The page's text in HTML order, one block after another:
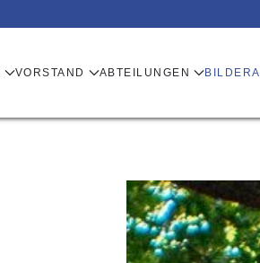
VORSTAND ABTEILUNGEN